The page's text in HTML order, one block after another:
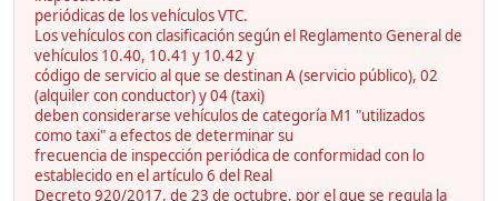
periódicas de los vehículos VTC.
Los vehículos con clasificación según el Reglamento General de
vehículos 10.40, 10.41 y 10.42 y
código de servicio al que se destinan A (servicio público), 02
(alquiler con conductor) y 04 (taxi)
deben considerarse vehículos de categoría M1 "utilizados
como taxi" a efectos de determinar su
frecuencia de inspección periódica de conformidad con lo
establecido en el artículo 6 del Real
Decreto 920/2017, de 23 de octubre, por el que se regula la